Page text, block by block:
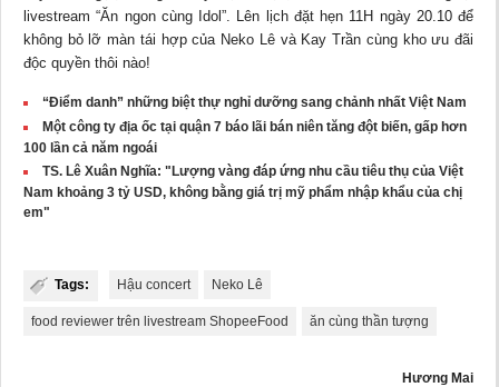
livestream “Ăn ngon cùng Idol”. Lên lịch đặt hẹn 11H ngày 20.10 để
không bỏ lỡ màn tái hợp của Neko Lê và Kay Trần cùng kho ưu đãi
độc quyền thôi nào!
“Điểm danh” những biệt thự nghỉ dưỡng sang chảnh nhất Việt Nam
Một công ty địa ốc tại quận 7 báo lãi bán niên tăng đột biến, gấp hơn
100 lần cả năm ngoái
TS. Lê Xuân Nghĩa: "Lượng vàng đáp ứng nhu cầu tiêu thụ của Việt
Nam khoảng 3 tỷ USD, không bằng giá trị mỹ phẩm nhập khẩu của chị
em"
Tags: Hậu concert Neko Lê
food reviewer trên livestream ShopeeFood ăn cùng thần tượng
Hương Mai